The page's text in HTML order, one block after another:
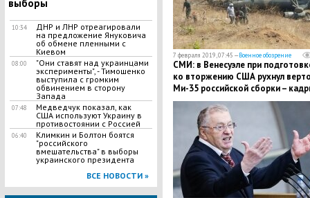
выборы
10:34
ДНР и ЛНР отреагировали
на предложение Януковича
об обмене пленными с
Киевом
08:00
"Они ставят над украинцами
эксперименты", - Тимошенко
выступила с громким
обвинением в сторону
Запада
07:48
Медведчук показал, как
США используют Украину в
противостоянии с Россией
06:40
Климкин и Болтон боятся
"российского
вмешательства" в выборы
украинского президента
ВСЕ НОВОСТИ »
7 февраля 2019, 07:45 —Военное обозрение
СМИ: в Венесуэле при
ко вторжению США рухнул
Ми-35 российской сборки –